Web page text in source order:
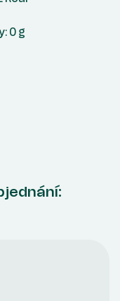
0 g